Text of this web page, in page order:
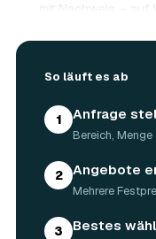
mit Nachweis – auf
Ruhe, gerade wenn
angerechnet?
Ja. Antiquitäten,
aus dem Nachlass
auf den Preis
kann die
kostenneutral
Nullkosten.
Wie lange
So läuft es ab
1 Anfrage
Bereich,
2 Angebote
Mehrere
3 Bestes